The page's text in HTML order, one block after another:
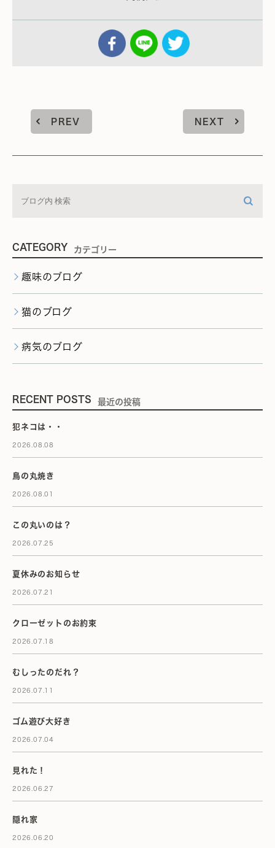
PREV NEXT
CATEGORY カテゴリー
趣味のブログ
猫のブログ
病気のブログ
RECENT POSTS 最近の投稿
犯ネコは・・
2026.08.08
鳥の丸焼き
2026.08.01
この丸いのは？
2026.07.25
夏休みのお知らせ
2026.07.21
クローゼットのお約束
2026.07.18
むしったのだれ？
2026.07.11
ゴム遊び大好き
2026.07.04
見れた！
2026.06.27
隠れ家
2026.06.20